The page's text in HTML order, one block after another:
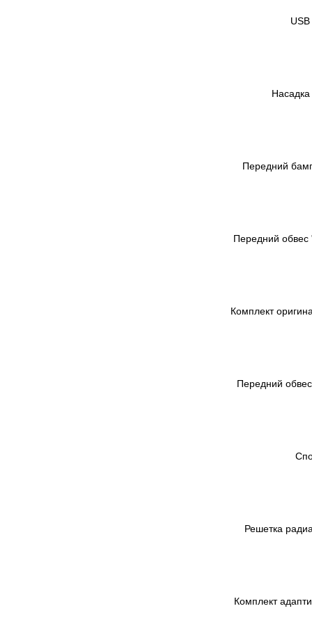
Передний
Передний обвес
Комплект
Передний
Решетка
Комплект